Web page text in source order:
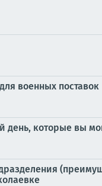
военных поставок
которые вы